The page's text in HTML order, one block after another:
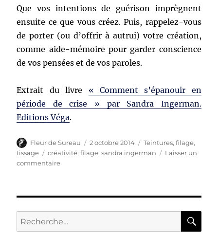
Que vos intentions de guérison imprègnent
ensuite ce que vous créez. Puis, rappelez-vous
de porter (ou d’offrir à autrui) votre création,
comme aide-mémoire pour garder conscience
de vos pensées et de vos paroles.
Extrait du livre « Comment s’épanouir en
période de crise » par Sandra Ingerman.
Editions Véga.
Auteur
Fleur de Sureau
Publié
le
2 octobre 2014 Catégories
Teintures, filage,
tissage
Étiquettes
créativité,filage,sandra ingerman
Laisser un
commentairesur
artisanale
Recherche
pour :